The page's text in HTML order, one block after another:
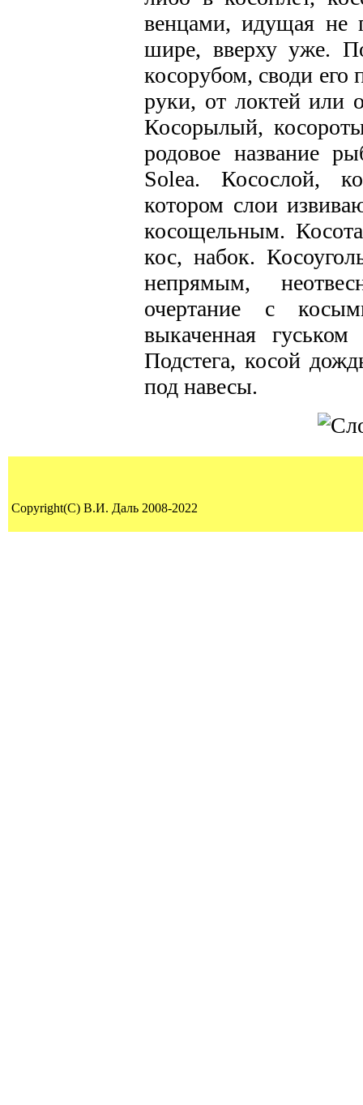
венцами, идущая не
шире, вверху уже.
косорубом, своди его
руки, от локтей или
Косорылый,
родовое название
Solea. Косослой,
котором слои
косощельным.
кос, набок.
непрямым,
очертание с
выкаченная
Подстега, косой
под навесы.
Copyright(C) В.И. Даль 2008-2022